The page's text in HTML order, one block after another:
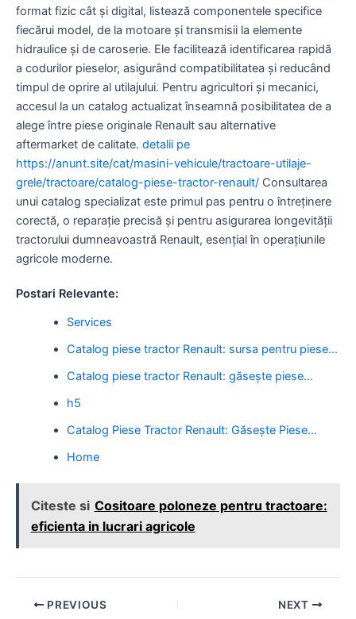
format fizic cât și digital, listează componentele specifice
fiecărui model, de la motoare și transmisii la elemente
hidraulice și de caroserie. Ele facilitează identificarea rapidă
a codurilor pieselor, asigurând compatibilitatea și reducând
timpul de oprire al utilajului. Pentru agricultori și mecanici,
accesul la un catalog actualizat înseamnă posibilitatea de a
alege între piese originale Renault sau alternative
aftermarket de calitate. detalii pe
https://anunt.site/cat/masini-vehicule/tractoare-utilaje-
grele/tractoare/catalog-piese-tractor-renault/ Consultarea
unui catalog specializat este primul pas pentru o întreținere
corectă, o reparație precisă și pentru asigurarea longevității
tractorului dumneavoastră Renault, esențial în operațiunile
agricole moderne.
Postari Relevante:
Services
Catalog piese tractor Renault: sursa pentru piese…
Catalog piese tractor Renault: găsește piese…
h5
Catalog Piese Tractor Renault: Găsește Piese…
Home
Citeste si Cositoare poloneze pentru tractoare:
eficienta in lucrari agricole
Post PREVIOUS NEXT